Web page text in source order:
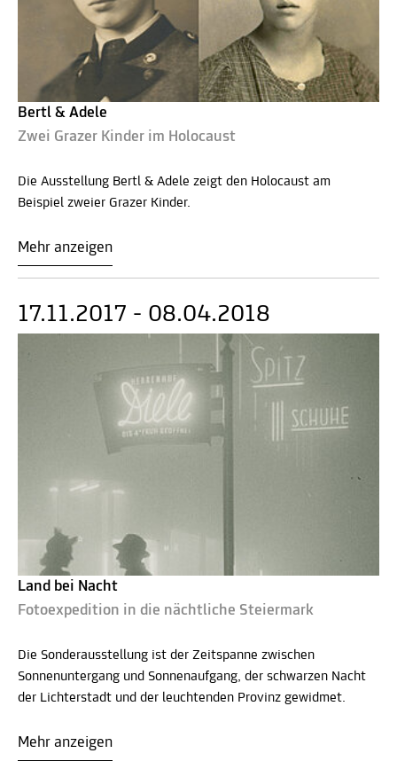
Bertl & Adele
Zwei Grazer Kinder im Holocaust
Die Ausstellung Bertl & Adele zeigt den Holocaust am
Beispiel zweier Grazer Kinder.
Mehr anzeigen
17.11.2017 - 08.04.2018
Land bei Nacht
Fotoexpedition in die nächtliche Steiermark
Die Sonderausstellung ist der Zeitspanne zwischen
Sonnenuntergang und Sonnenaufgang, der schwarzen Nacht
der Lichterstadt und der leuchtenden Provinz gewidmet.
Mehr anzeigen